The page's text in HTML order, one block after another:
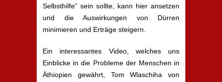
Selbsthilfe“ sein sollte, kann hier ansetzen
und die Auswirkungen von Dürren
minimieren und Erträge steigern.
Ein interessantes Video, welches uns
Einblicke in die Probleme der Menschen in
Äthiopien gewährt, Tom Wlaschiha von